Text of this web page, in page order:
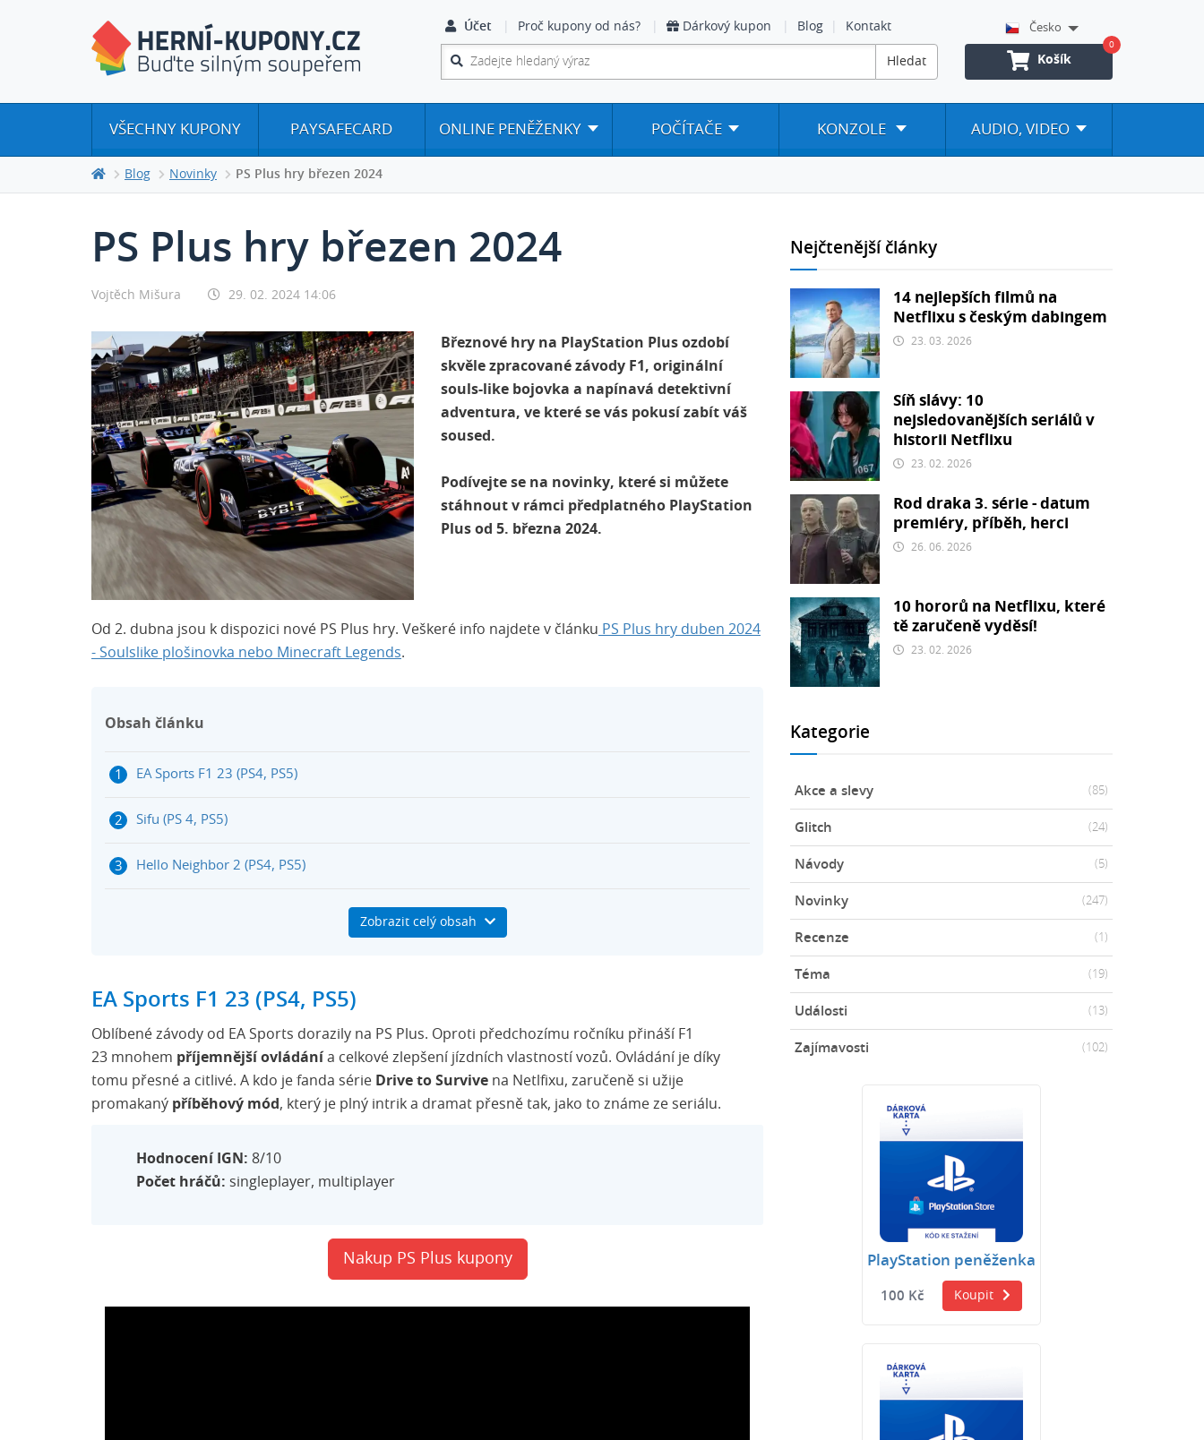
Účet Proč kupony od nás? Dárkový kupon Blog Kontakt Česko
Hledat Košík
0
VŠECHNY KUPONY PAYSAFECARD ONLINE PENĚŽENKY POČÍTAČE KONZOLE AUDIO, VIDEO
Blog Novinky PS Plus hry březen 2024
PS Plus hry březen 2024
Vojtěch Mišura 29. 02. 2024 14:06
Březnové hry na PlayStation Plus ozdobí
skvěle zpracované závody F1, originální
souls-like bojovka a napínavá detektivní
adventura, ve které se vás pokusí zabít váš
soused.
Podívejte se na novinky, které si můžete
stáhnout v rámci předplatného PlayStation
Plus od 5. března 2024.
Od 2. dubna jsou k dispozici nové PS Plus hry. Veškeré info najdete v článku PS Plus hry duben 2024
- Soulslike plošinovka nebo Minecraft Legends.
Obsah článku
EA Sports F1 23 (PS4, PS5)
Sifu (PS 4, PS5)
Hello Neighbor 2 (PS4, PS5)
Zobrazit celý obsah
EA Sports F1 23 (PS4, PS5)
Oblíbené závody od EA Sports dorazily na PS Plus. Oproti předchozímu ročníku přináší F1
23 mnohem příjemnější ovládání a celkové zlepšení jízdních vlastností vozů. Ovládání je díky
tomu přesné a citlivé. A kdo je fanda série Drive to Survive na Netlfixu, zaručeně si užije
promakaný příběhový mód , který je plný intrik a dramat přesně tak, jako to známe ze seriálu.
Hodnocení IGN: 8/10
Počet hráčů: singleplayer, multiplayer
Nakup PS Plus kupony
Nejčtenější články
14 nejlepších filmů na
Netflixu s českým dabingem
23. 03. 2026
Síň slávy: 10
nejsledovanějších seriálů v
historii Netflixu
23. 02. 2026
Rod draka 3. série - datum
premiéry, příběh, herci
26. 06. 2026
10 hororů na Netflixu, které
tě zaručeně vyděsí!
23. 02. 2026
Kategorie
Akce a slevy (85)
Glitch (24)
Návody (5)
Novinky (247)
Recenze (1)
Téma (19)
Události (13)
Zajímavosti (102)
PlayStation peněženka
100 Kč Koupit